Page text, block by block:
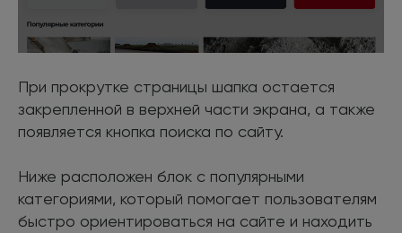
При прокрутке страницы шапка остается
закрепленной в верхней части экрана, а также
появляется кнопка поиска по сайту.
Ниже расположен блок с популярными
категориями, который помогает пользователям
быстро ориентироваться на сайте и находить